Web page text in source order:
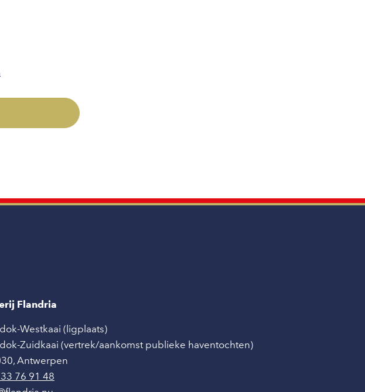
Flandria
Westkaai (ligplaats)
Zuidkaai (vertrek/aankomst publieke haventochten)
, Antwerpen
76 91 48